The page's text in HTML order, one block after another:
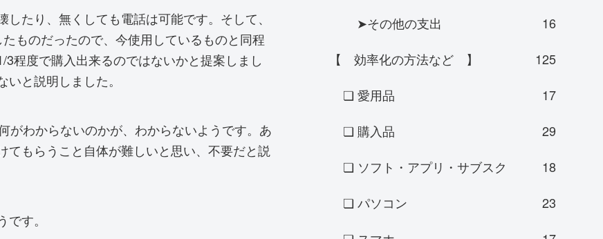
たり、無くしても電話は可能です。そして、
ものだったので、今使用しているものと同程
程度で購入出来るのではないかと提案しまし
と説明しました。
がわからないのかが、わからないようです。あ
てもらうこと自体が難しいと思い、不要だと説
す。
➤その他の支出
16
【 効率化の方法など 】
125
❏ 愛用品
17
❏ 購入品
29
❏ ソフト・アプリ・サブスク
18
❏ パソコン
23